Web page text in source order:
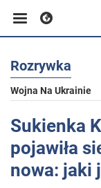
Biznes
Sport
Rozrywka
Rozrywka
Wojna Na Ukrainie
Sukienka
pojawiła
nowa: jaki